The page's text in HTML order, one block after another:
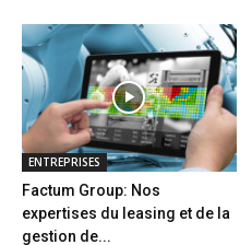
ENTREPRISES
Factum Group: Nos
expertises du leasing et de la
gestion de...